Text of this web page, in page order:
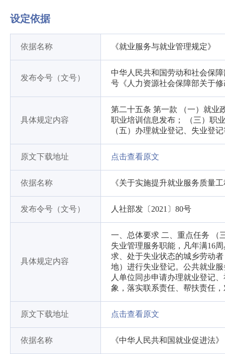
设定依据
依据名称 《就业服务与就业管理规定》
发布令号（文号）
中华人民共和国劳动和社会保
号《人力资源社会保障部关于
具体规定内容
第二十五条 第一款 （一）就业
职业培训信息发布； （三）职
（五）办理就业登记、失业登
原文下载地址 点击查看原文
依据名称 《关于实施提升就业服务质量
发布令号（文号） 人社部发〔2021〕80号
具体规定内容
一、总体要求 二、重点任务 （
失业管理服务职能，凡年满16
求、处于失业状态的城乡劳动
地）进行失业登记。公共就业
人单位同步申请办理就业登记
象，落实联系责任、帮扶责任
原文下载地址 点击查看原文
依据名称 《中华人民共和国就业促进法》